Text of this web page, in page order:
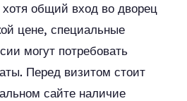
общий вход во дворец
цене, специальные
могут потребовать
Перед визитом стоит
сайте наличие